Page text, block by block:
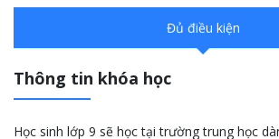
Đủ điều kiện
Thông tin khóa học
Học sinh lớp 9 sẽ học tại trường trung học